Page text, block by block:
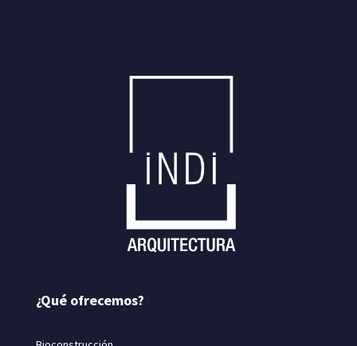
¿Qué ofrecemos?